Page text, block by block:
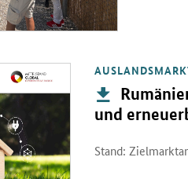
und
Stand:
und Republik Moldau: